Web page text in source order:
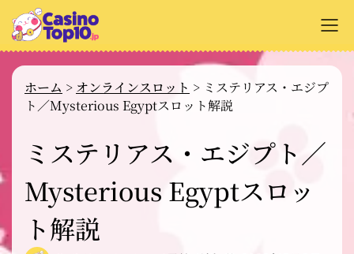
カジノサイトのレビュー
支払い方法
カジノゲーム解説
無料ゲーム
ホーム > オンラインスロット > ミステリアス・エジプ
ト／Mysterious Egyptスロット解説
ミステリアス・エジプト／
Mysterious Egyptスロッ
ト解説